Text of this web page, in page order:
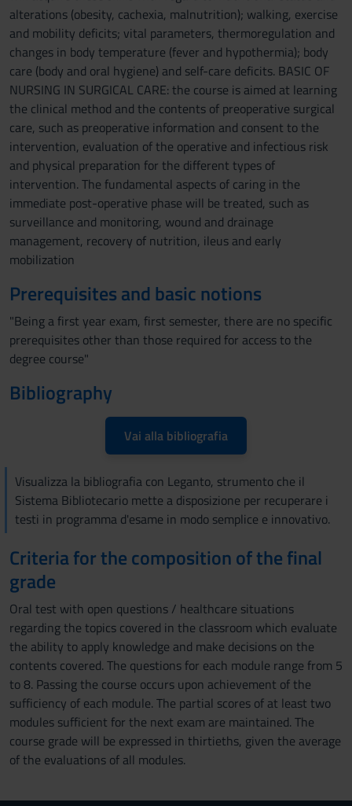
alterations (obesity, cachexia, malnutrition); walking, exercise
and mobility deficits; vital parameters, thermoregulation and
changes in body temperature (fever and hypothermia); body
care (body and oral hygiene) and self-care deficits. BASIC OF
NURSING IN SURGICAL CARE: the course is aimed at learning
the clinical method and the contents of preoperative surgical
care, such as preoperative information and consent to the
intervention, evaluation of the operative and infectious risk
and physical preparation for the different types of
intervention. The fundamental aspects of caring in the
immediate post-operative phase will be treated, such as
surveillance and monitoring, wound and drainage
management, recovery of nutrition, ileus and early
mobilization
Prerequisites and basic notions
"Being a first year exam, first semester, there are no specific
prerequisites other than those required for access to the
degree course"
Bibliography
Vai alla bibliografia
Visualizza la bibliografia con Leganto, strumento che il
Sistema Bibliotecario mette a disposizione per recuperare i
testi in programma d'esame in modo semplice e innovativo.
Criteria for the composition of the final
grade
Oral test with open questions / healthcare situations
regarding the topics covered in the classroom which evaluate
the ability to apply knowledge and make decisions on the
contents covered. The questions for each module range from 5
to 8. Passing the course occurs upon achievement of the
sufficiency of each module. The partial scores of at least two
modules sufficient for the next exam are maintained. The
course grade will be expressed in thirtieths, given the average
of the evaluations of all modules.